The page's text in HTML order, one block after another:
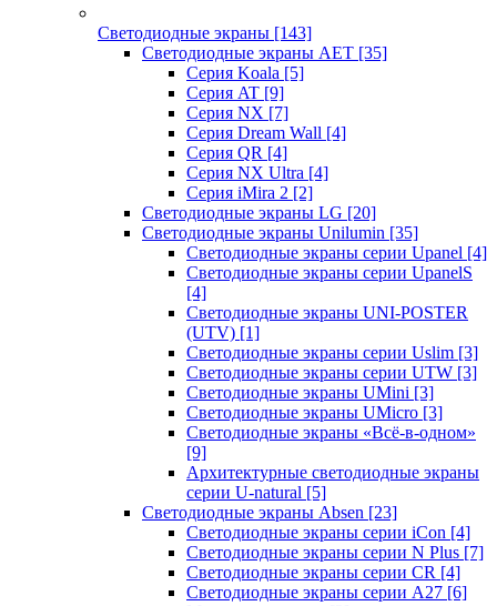
Светодиодные экраны [143]
Светодиодные экраны AET [35]
Cерия Koala [5]
Серия AT [9]
Серия NX [7]
Серия Dream Wall [4]
Серия QR [4]
Серия NX Ultra [4]
Серия iMira 2 [2]
Светодиодные экраны LG [20]
Светодиодные экраны Unilumin [35]
Светодиодные экраны серии Upanel [4]
Светодиодные экраны серии UpanelS
[4]
Светодиодные экраны UNI-POSTER
(UTV) [1]
Светодиодные экраны серии Uslim [3]
Светодиодные экраны серии UTW [3]
Светодиодные экраны UMini [3]
Светодиодные экраны UMicro [3]
Светодиодные экраны «Всё-в-одном»
[9]
Архитектурные светодиодные экраны
серии U-natural [5]
Светодиодные экраны Absen [23]
Светодиодные экраны серии iCon [4]
Светодиодные экраны серии N Plus [7]
Светодиодные экраны серии CR [4]
Светодиодные экраны серии А27 [6]